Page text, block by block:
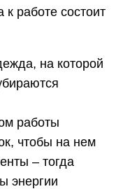
работе состоит
на которой
работы
чтобы на нем
– тогда
энергии